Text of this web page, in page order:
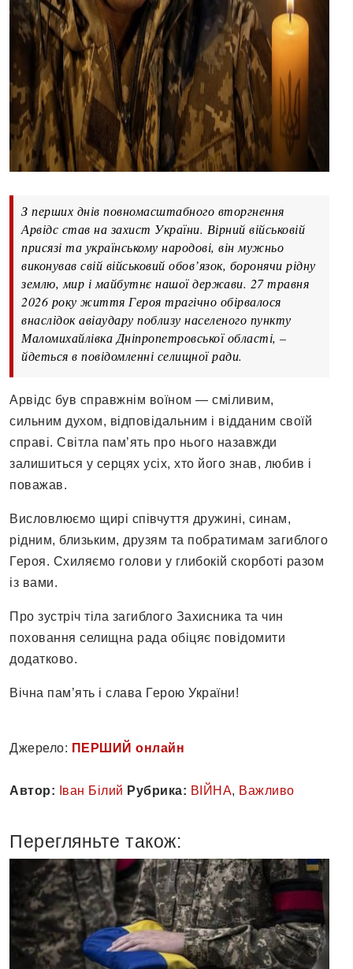
З перших днів повномасштабного вторгнення
Арвідс став на захист України. Вірний військовій
присязі та українському народові, він мужньо
виконував свій військовий обов’язок, боронячи рідну
землю, мир і майбутнє нашої держави. 27 травня
2026 року життя Героя трагічно обірвалося
внаслідок авіаудару поблизу населеного пункту
Маломихайлівка Дніпропетровської області, –
йдеться в повідомленні селищної ради.
Арвідс був справжнім воїном — сміливим,
сильним духом, відповідальним і відданим своїй
справі. Світла пам’ять про нього назавжди
залишиться у серцях усіх, хто його знав, любив і
поважав.
Висловлюємо щирі співчуття дружині, синам,
рідним, близьким, друзям та побратимам загиблого
Героя. Схиляємо голови у глибокій скорботі разом
із вами.
Про зустріч тіла загиблого Захисника та чин
поховання селищна рада обіцяє повідомити
додатково.
Вічна пам’ять і слава Герою України!
Джерело: ПЕРШИЙ онлайн
Автор: Іван Білий Рубрика: ВІЙНА, Важливо
Перегляньте також: